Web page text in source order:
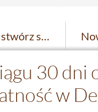
Kabiny walki-in - stwórz swoją przestrzeń prysznicową
30
w